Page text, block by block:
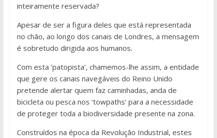
inteiramente reservada?
Apesar de ser a figura deles que está representada
no chão, ao longo dos canais de Londres, a mensagem
é sobretudo dirigida aos humanos.
Com esta ‘patopista’, chamemos-lhe assim, a entidade
que gere os canais navegáveis do Reino Unido
pretende alertar quem faz caminhadas, anda de
bicicleta ou pesca nos ‘towpaths’ para a necessidade
de proteger toda a biodiversidade presente na zona.
Construídos na época da Revolução Industrial, estes